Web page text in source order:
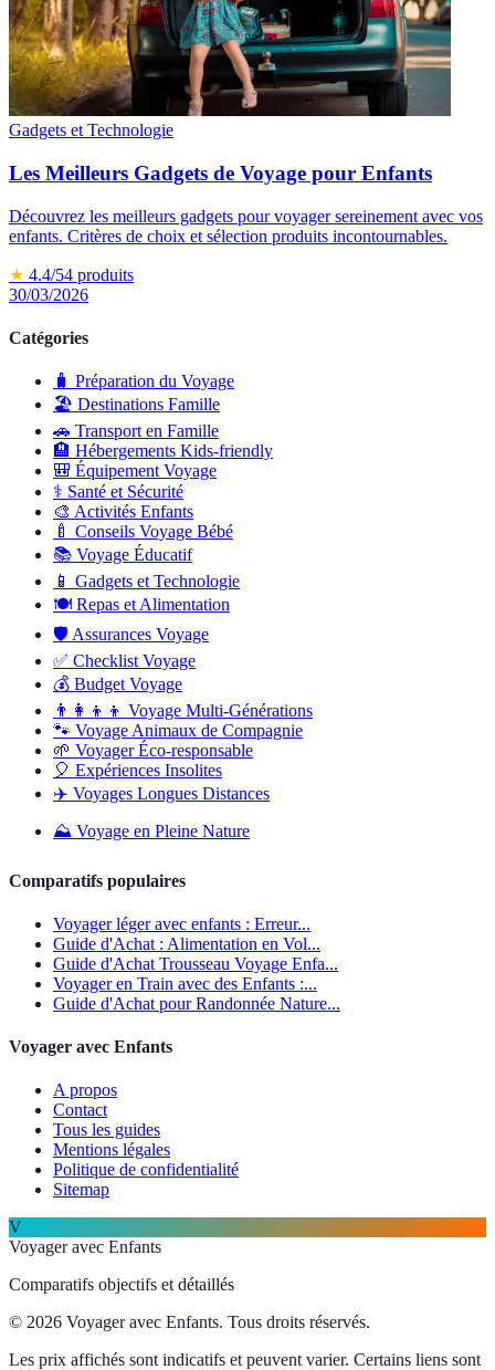
Gadgets et Technologie
Les Meilleurs Gadgets de Voyage pour Enfants
Découvrez les meilleurs gadgets pour voyager sereinement avec vos
enfants. Critères de choix et sélection produits incontournables.
★ 4.4/54 produits
30/03/2026
Catégories
🧳 Préparation du Voyage
🏖️ Destinations Famille
🚗 Transport en Famille
🏨 Hébergements Kids-friendly
🎒 Équipement Voyage
⚕️ Santé et Sécurité
🎨 Activités Enfants
🍼 Conseils Voyage Bébé
📚 Voyage Éducatif
📱 Gadgets et Technologie
🍽️ Repas et Alimentation
🛡️ Assurances Voyage
✅ Checklist Voyage
💰 Budget Voyage
👨‍👩‍👦‍👦 Voyage Multi-Générations
🐾 Voyage Animaux de Compagnie
🌱 Voyager Éco-responsable
🎈 Expériences Insolites
✈️ Voyages Longues Distances
⛰️ Voyage en Pleine Nature
Comparatifs populaires
Voyager léger avec enfants : Erreur...
Guide d'Achat : Alimentation en Vol...
Guide d'Achat Trousseau Voyage Enfa...
Voyager en Train avec des Enfants :...
Guide d'Achat pour Randonnée Nature...
Voyager avec Enfants
A propos
Contact
Tous les guides
Mentions légales
Politique de confidentialité
Sitemap
V
Voyager avec Enfants
Comparatifs objectifs et détaillés
© 2026 Voyager avec Enfants. Tous droits réservés.
Les prix affichés sont indicatifs et peuvent varier. Certains liens sont